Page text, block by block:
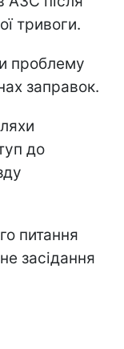
тривоги.
проблему
заправок.
до
питання
засідання